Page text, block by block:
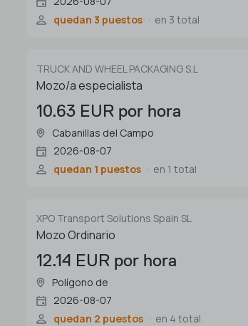
quedan 3 puestos
en 3 total
TRUCK AND WHEEL PACKAGING S.L
Mozo/a especialista
10.63 EUR por hora
Cabanillas del Campo
2026-08-07
quedan 1 puestos
en 1 total
XPO Transport Solutions Spain SL
Mozo Ordinario
12.14 EUR por hora
Polígono de
2026-08-07
quedan 2 puestos
en 4 total